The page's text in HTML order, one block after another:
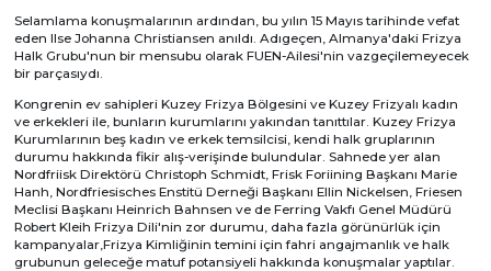
Selamlama konuşmalarının ardından, bu yılın 15 Mayıs tarihinde vefat
eden Ilse Johanna Christiansen anıldı. Adıgeçen, Almanya'daki Frizya
Halk Grubu'nun bir mensubu olarak FUEN-Ailesi'nin vazgeçilemeyecek
bir parçasıydı.
Kongrenin ev sahipleri Kuzey Frizya Bölgesini ve Kuzey Frizyalı kadın
ve erkekleri ile, bunların kurumlarını yakından tanıttılar. Kuzey Frizya
Kurumlarının beş kadın ve erkek temsilcisi, kendi halk gruplarının
durumu hakkında fikir alış-verişinde bulundular. Sahnede yer alan
Nordfriisk Direktörü Christoph Schmidt, Frisk Foriining Başkanı Marie
Hanh, Nordfriesisches Enstitü Derneği Başkanı Ellin Nickelsen, Friesen
Meclisi Başkanı Heinrich Bahnsen ve de Ferring Vakfı Genel Müdürü
Robert Kleih Frizya Dili'nin zor durumu, daha fazla görünürlük için
kampanyalar,Frizya Kimliğinin temini için fahri angajmanlık ve halk
grubunun geleceğe matuf potansiyeli hakkında konuşmalar yaptılar.